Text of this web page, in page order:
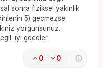
sonra fiziksel yakinlik
5) gecmezse
yorgunsunuz.
iyi geceler.
0 0